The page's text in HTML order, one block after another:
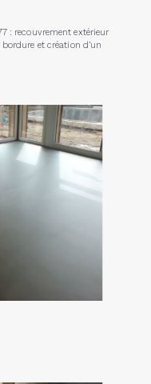
: recouvrement extérieur
et création d’un